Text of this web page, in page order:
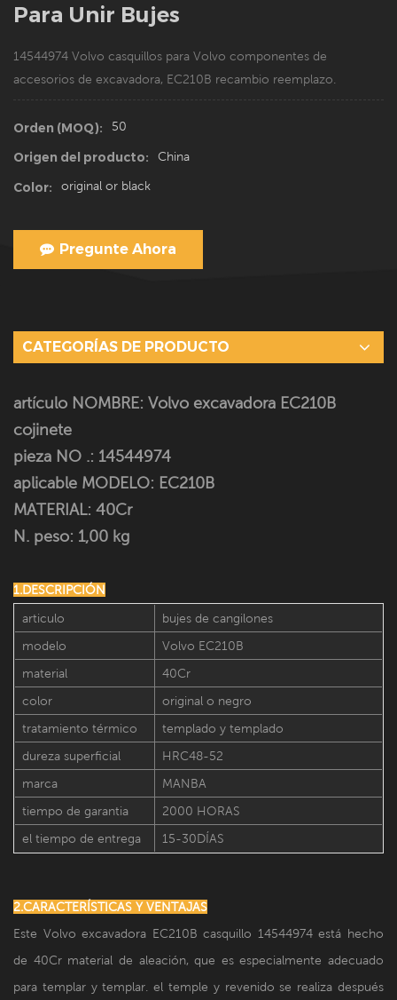
Para Unir Bujes
14544974 Volvo casquillos para Volvo componentes de
accesorios de excavadora, EC210B recambio reemplazo.
Orden (MOQ): 50
Origen del producto: China
Color: original or black
Pregunte Ahora
CATEGORÍAS DE PRODUCTO
artículo NOMBRE: Volvo excavadora EC210B
cojinete
pieza NO .: 14544974
aplicable MODELO: EC210B
MATERIAL: 40Cr
N. peso: 1,00 kg
1.DESCRIPCIÓN
articulo
bujes de cangilones
modelo
Volvo EC210B
material
40Cr
color
original o negro
tratamiento térmico
templado y templado
dureza superficial
HRC48-52
marca
MANBA
tiempo de garantia
2000 HORAS
el tiempo de entrega
15-30DÍAS
2.CARACTERÍSTICAS Y VENTAJAS
Este Volvo excavadora EC210B casquillo 14544974 está hecho
de 40Cr material de aleación, que es especialmente adecuado
para templar y templar. el temple y revenido se realiza después